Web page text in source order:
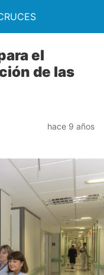
el
de las
hace 9 años